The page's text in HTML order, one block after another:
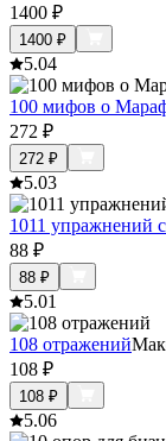
1400 ₽
1400 ₽
5.04
100 мифов о
272 ₽
272 ₽
5.03
1011 упражнений
88 ₽
88 ₽
5.01
108 отражений
108 ₽
108 ₽
5.06